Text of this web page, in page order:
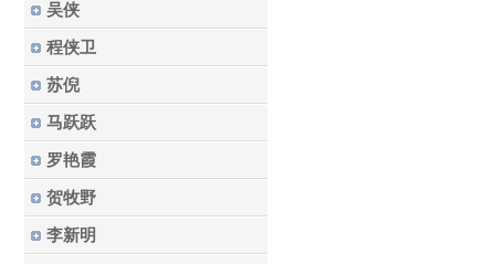
吴侠
程侠卫
苏倪
马跃跃
罗艳霞
贺牧野
李新明